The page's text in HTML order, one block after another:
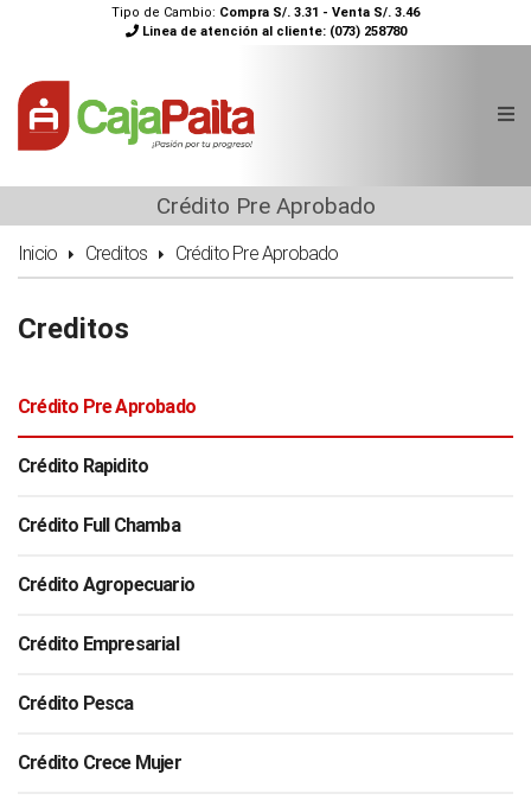
Tipo de Cambio: Compra S/. 3.31 - Venta S/. 3.46
Linea de atención al cliente: (073) 258780
Crédito Pre Aprobado
Inicio Creditos Crédito Pre Aprobado
Creditos
Crédito Pre Aprobado
Crédito Rapidito
Crédito Full Chamba
Crédito Agropecuario
Crédito Empresarial
Crédito Pesca
Crédito Crece Mujer